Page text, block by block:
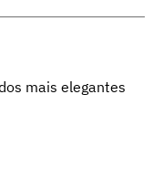
mais elegantes